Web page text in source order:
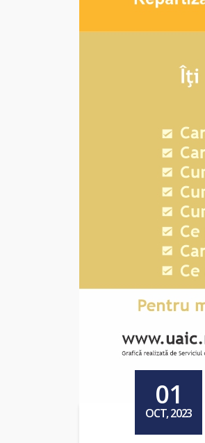
01
OCT, 2023